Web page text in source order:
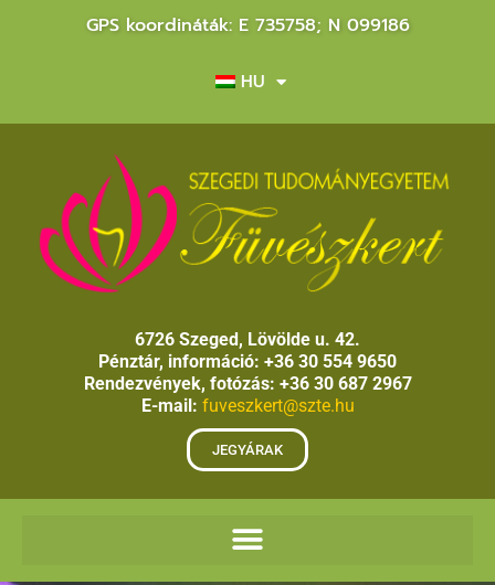
GPS koordináták: E 735758; N 099186
HU
6726 Szeged, Lövölde u. 42.
Pénztár, információ: +36 30 554 9650
Rendezvények, fotózás: +36 30 687 2967
E-mail: fuveszkert@szte.hu
JEGYÁRAK